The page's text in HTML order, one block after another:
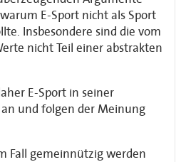
E-Sport nicht als Sport
Insbesondere sind die vom
nicht Teil einer abstrakten
E-Sport in seiner
und folgen der Meinung
Fall gemeinnützig werden